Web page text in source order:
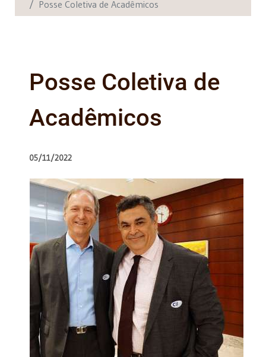
Posse Coletiva de Acadêmicos
Posse Coletiva de
Acadêmicos
05/11/2022